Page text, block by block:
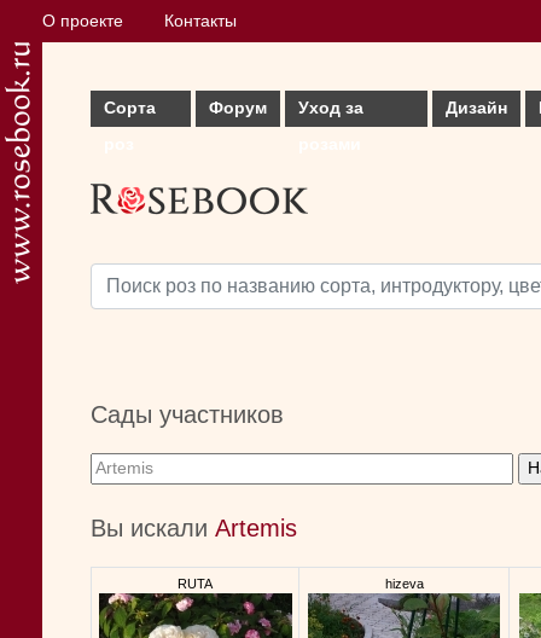
О проекте Контакты
Сорта
Форум
Уход за
Дизайн
Сады участников
Вы искали Artemis
RUTA hizeva